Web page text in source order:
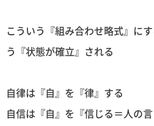
こういう『組み合わせ略式』に
う『状態が確立』される
自律は『自』を『律』する
自信は『自』を『信じる＝人の言